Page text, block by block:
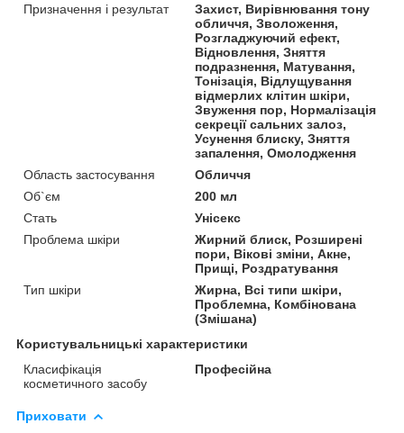
Призначення і результат
Захист, Вирівнювання тону
обличчя, Зволоження,
Розгладжуючий ефект,
Відновлення, Зняття
подразнення, Матування,
Тонізація, Відлущування
відмерлих клітин шкіри,
Звуження пор, Нормалізація
секреції сальних залоз,
Усунення блиску, Зняття
запалення, Омолодження
Область застосування
Обличчя
Об`єм
200 мл
Стать
Унісекс
Проблема шкіри
Жирний блиск, Розширені
пори, Вікові зміни, Акне,
Прищі, Роздратування
Тип шкіри
Жирна, Всі типи шкіри,
Проблемна, Комбінована
(Змішана)
Користувальницькі характеристики
Класифікація
косметичного засобу
Професійна
Приховати